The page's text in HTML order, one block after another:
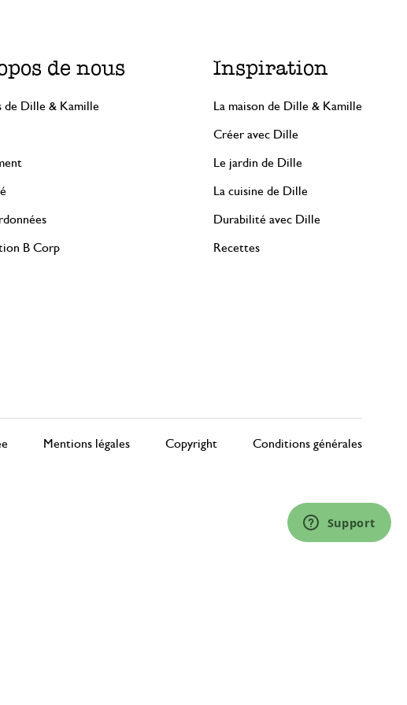
de nous
de Dille & Kamille
B Corp
Inspiration
La maison de Dille & Kamille
Créer avec Dille
Le jardin de Dille
La cuisine de Dille
Durabilité avec Dille
Recettes
Mentions légales Copyright Conditions générales
Support
Objet conforme à la description.
de bonne qualité. Expédition rapide et
11 décembre 2024
Sublime!